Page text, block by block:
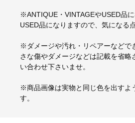
※ANTIQUE・VINTAGEやUSED品
USED品になりますので、気になる
※ダメージや汚れ・リペアーなどで
さな傷やダメージなどは記載を省
い合わせ下さいませ。
※商品画像は実物と同じ色を出すよ
す。